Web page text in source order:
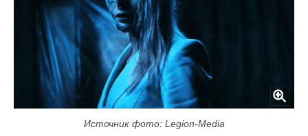
Источник фото: Legion-Media